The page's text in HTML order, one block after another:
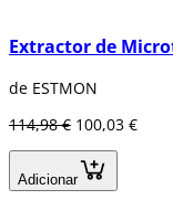
Extractor de
de ESTMON
114,98 € 100,03 €
Adicionar